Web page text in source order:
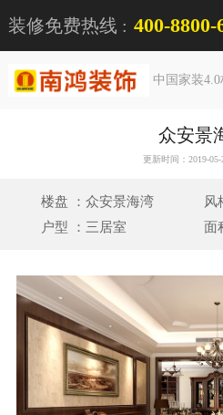
装修免费热线 : 400-8800-
中国家装
众安景
更新时间：2019-05-
楼盘 ：众安景海湾
风
户型 ：三居室
面